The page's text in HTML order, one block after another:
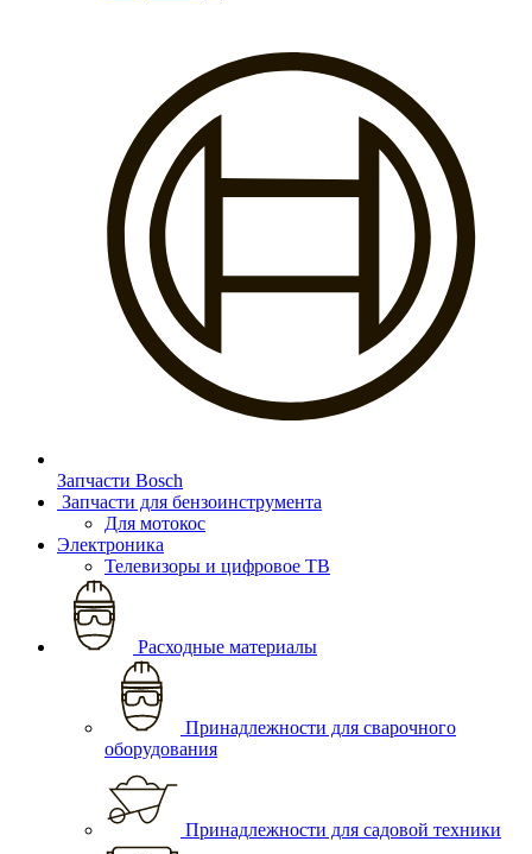
Запчасти Bosch
Запчасти для бензоинструмента
Для мотокос
Электроника
Телевизоры и цифровое ТВ
Расходные материалы
Принадлежности для сварочного
оборудования
Принадлежности для садовой техники